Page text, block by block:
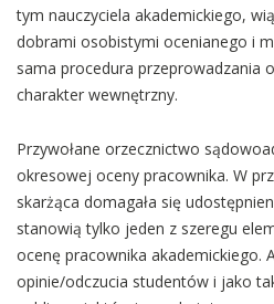
tym nauczyciela akademickiego,
dobrami osobistymi ocenianego i
sama procedura przeprowadzania
charakter wewnętrzny.
Przywołane orzecznictwo
okresowej oceny pracownika. W
skarżąca domagała się
stanowią tylko jeden z szeregu
ocenę pracownika akademickiego.
opinie/odczucia studentów i jako